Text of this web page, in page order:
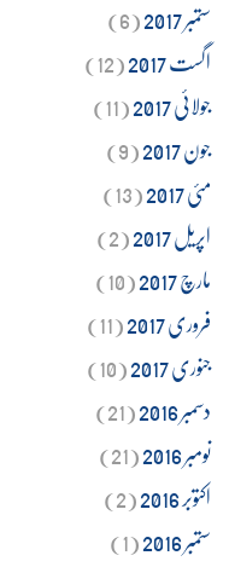
ستمبر 2017
(6)
اگست 2017
(12)
جولائی 2017
(11)
جون 2017
(9)
مئی 2017
(13)
اپریل 2017
(2)
مارچ 2017
(10)
فروری 2017
(11)
جنوری 2017
(10)
دسمبر 2016
(21)
نومبر 2016
(21)
اکتوبر 2016
(2)
ستمبر 2016
(1)